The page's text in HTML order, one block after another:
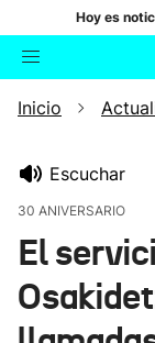
Hoy es
Buscador
Inicio
Escuchar
30 ANIVERSARIO
El